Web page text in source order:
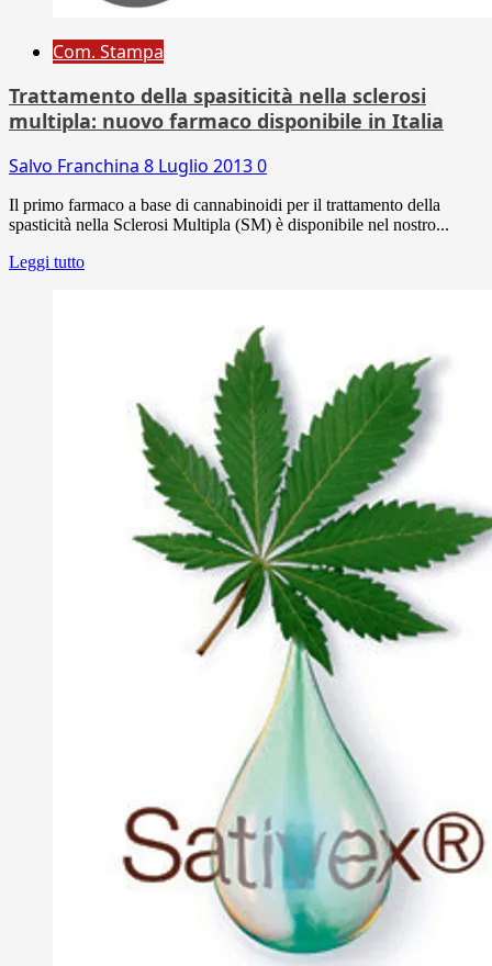
Com. Stampa
Trattamento della spasiticità nella sclerosi
multipla: nuovo farmaco disponibile in Italia
Salvo Franchina 8 Luglio 20130
Il primo farmaco a base di cannabinoidi per il trattamento della
spasticità nella Sclerosi Multipla (SM) è disponibile nel nostro...
Leggi tutto